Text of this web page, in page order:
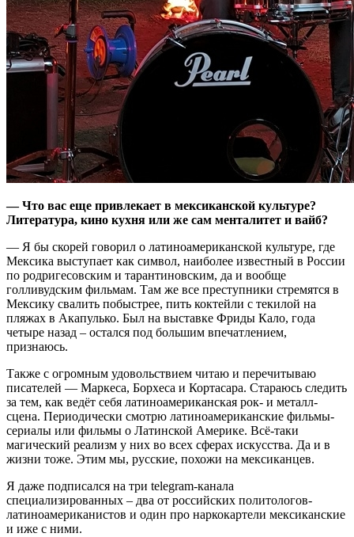
—Что вас еще привлекает в мексиканской культуре?
Литература, кино кухня или же сам менталитет и вайб?
— Я бы скорей говорил о латиноамериканской культуре, где
Мексика выступает как символ, наиболее известный в России
по родригесовским и тарантиновским, да и вообще
голливудским фильмам. Там же все преступники стремятся в
Мексику свалить побыстрее, пить коктейли с текилой на
пляжах в Акапулько. Был на выставке Фриды Кало, года
четыре назад – остался под большим впечатлением,
признаюсь.
Также с огромным удовольствием читаю и перечитываю
писателей — Маркеса, Борхеса и Кортасара. Стараюсь следить
за тем, как ведёт себя латиноамериканская рок- и металл-
сцена. Периодически смотрю латиноамериканские фильмы-
сериалы или фильмы о Латинской Америке. Всё-таки
магический реализм у них во всех сферах искусства. Да и в
жизни тоже. Этим мы, русские, похожи на мексиканцев.
Я даже подписался на три telegram-канала
специализированных – два от российских политологов-
латиноамериканистов и один про наркокартели мексиканские
и иже с ними.